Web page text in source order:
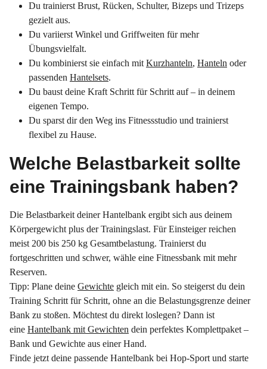
Du trainierst Brust, Rücken, Schulter, Bizeps und Trizeps
gezielt aus.
Du variierst Winkel und Griffweiten für mehr
Übungsvielfalt.
Du kombinierst sie einfach mit Kurzhanteln, Hanteln oder
passenden Hantelsets.
Du baust deine Kraft Schritt für Schritt auf – in deinem
eigenen Tempo.
Du sparst dir den Weg ins Fitnessstudio und trainierst
flexibel zu Hause.
Welche Belastbarkeit sollte
eine Trainingsbank haben?
Die Belastbarkeit deiner Hantelbank ergibt sich aus deinem
Körpergewicht plus der Trainingslast. Für Einsteiger reichen
meist 200 bis 250 kg Gesamtbelastung. Trainierst du
fortgeschritten und schwer, wähle eine Fitnessbank mit mehr
Reserven.
Tipp: Plane deine Gewichte gleich mit ein. So steigerst du dein
Training Schritt für Schritt, ohne an die Belastungsgrenze deiner
Bank zu stoßen. Möchtest du direkt loslegen? Dann ist
eine Hantelbank mit Gewichten dein perfektes Komplettpaket –
Bank und Gewichte aus einer Hand.
Finde jetzt deine passende Hantelbank bei Hop-Sport und starte